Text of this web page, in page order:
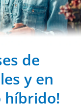
de
y en
híbrido!